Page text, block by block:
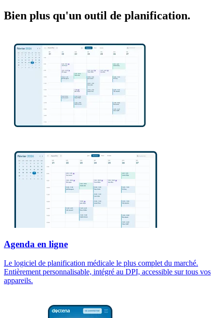
Bien plus qu'un outil de planification.
Agenda en ligne
Le logiciel de planification médicale le plus complet du marché.
Entièrement personnalisable, intégré au DPI, accessible sur tous vos
appareils.